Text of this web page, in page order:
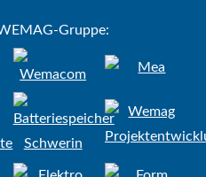
Gruppe: